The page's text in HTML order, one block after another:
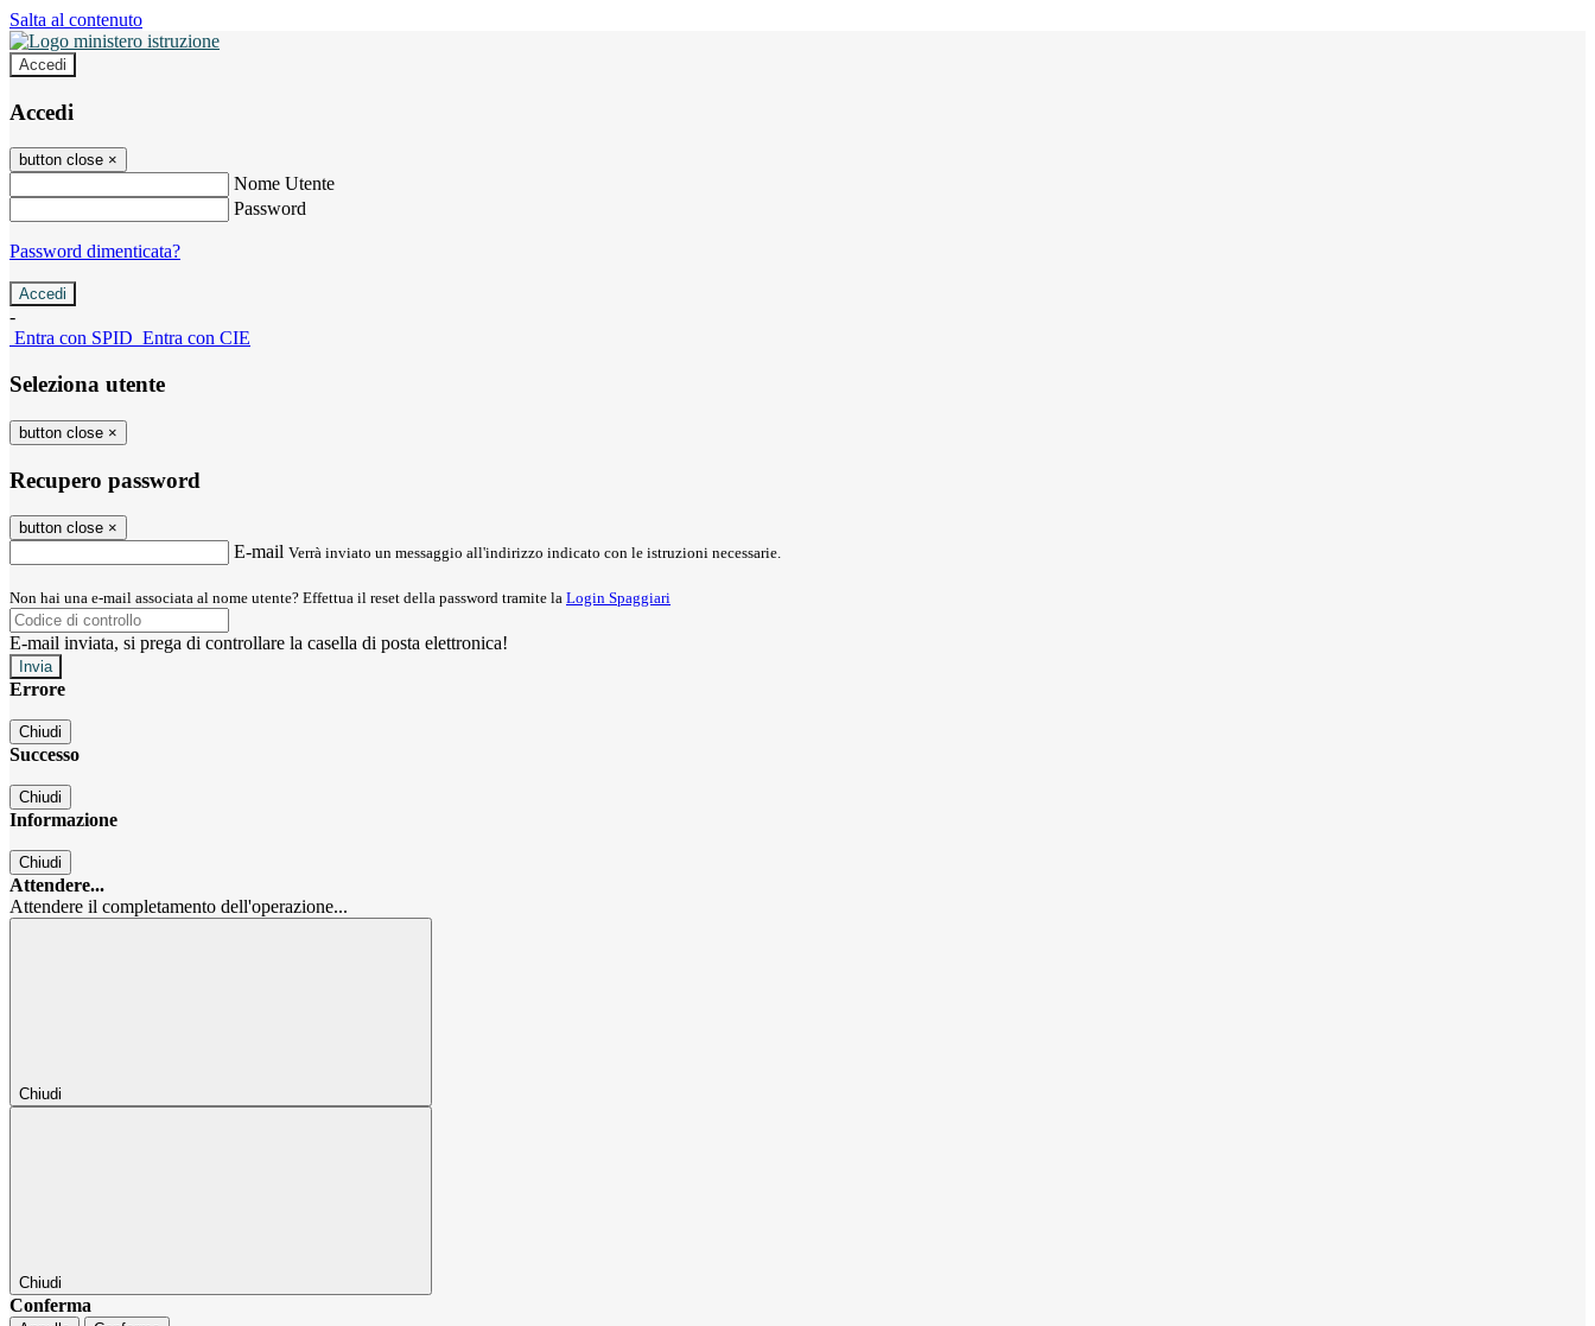
Salta al contenuto
Accedi
Accedi
button close ×
Nome Utente
Password
Password dimenticata?
-
Entra con SPID Entra con CIE
Seleziona utente
button close ×
Recupero password
button close ×
E-mail Verrà inviato un messaggio all'indirizzo indicato con le istruzioni necessarie.
Non hai una e-mail associata al nome utente? Effettua il reset della password tramite la Login Spaggiari
E-mail inviata, si prega di controllare la casella di posta elettronica!
Errore
Chiudi
Successo
Chiudi
Informazione
Chiudi
Attendere...
Attendere il completamento dell'operazione...
Chiudi
Chiudi
Conferma